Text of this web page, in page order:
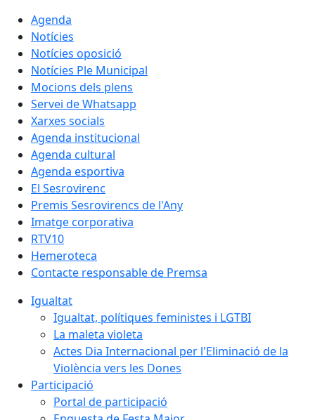
Agenda
Notícies
Notícies oposició
Notícies Ple Municipal
Mocions dels plens
Servei de Whatsapp
Xarxes socials
Agenda institucional
Agenda cultural
Agenda esportiva
El Sesrovirenc
Premis Sesrovirencs de l'Any
Imatge corporativa
RTV10
Hemeroteca
Contacte responsable de Premsa
Igualtat
Igualtat, polítiques feministes i LGTBI
La maleta violeta
Actes Dia Internacional per l'Eliminació de la
Violència vers les Dones
Participació
Portal de participació